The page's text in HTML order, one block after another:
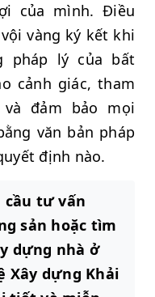
của mình. Điều
vàng ký kết khi
pháp lý của bất
cảnh giác, tham
đảm bảo mọi
văn bản pháp
định nào.
cầu tư vấn
sản hoặc tìm
dựng nhà ở
Xây dựng Khải